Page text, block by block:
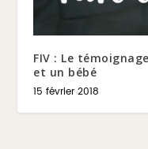
FIV : Le
et un bébé
15 février 2018